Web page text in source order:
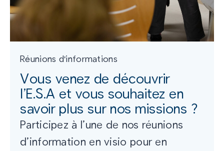
Réunions d'informations
Vous venez de découvrir
l’E.S.A et vous souhaitez en
savoir plus sur nos missions ?
Participez à l’une de nos réunions
d’information en visio pour en